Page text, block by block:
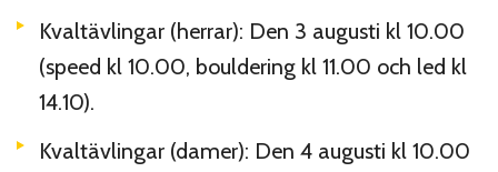
Kvaltävlingar (herrar): Den 3 augusti kl 10.00
(speed kl 10.00, bouldering kl 11.00 och led kl
14.10).
Kvaltävlingar (damer): Den 4 augusti kl 10.00